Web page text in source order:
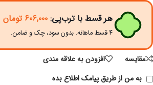
هر قسط با ترب‌پی: ۶۰۶,۰۰۰ تومان
۴ قسط ماهانه. بدون سود، چک و ضامن.
مقايسه
افزودن به علاقه مندی
به من از طریق پیامک اطلاع بده